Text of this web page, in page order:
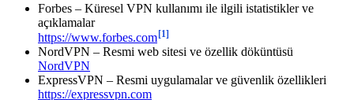
Forbes – Küresel VPN kullanımı ile ilgili istatistikler ve
açıklamalar
https://www.forbes.com [1]
NordVPN – Resmi web sitesi ve özellik döküntüsü
NordVPN
ExpressVPN – Resmi uygulamalar ve güvenlik özellikleri
https://expressvpn.com